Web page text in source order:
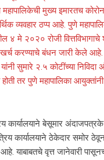
मुख्य इमारतच
व्यवहार ठप्प आहे. पुणे
मे २०२० रोजी
बंधन जारी केले आहे.
सुमारे २.५ कोटींच्या निविदा
तर पुणे महापालिका आयुक्तांनी
कार्यालयाने बेसूमार
कार्यालयाने ठेकेदार समोर
याबाबतचे वृत्त जानेवारी